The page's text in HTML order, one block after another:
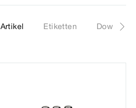
Artikel Etiketten